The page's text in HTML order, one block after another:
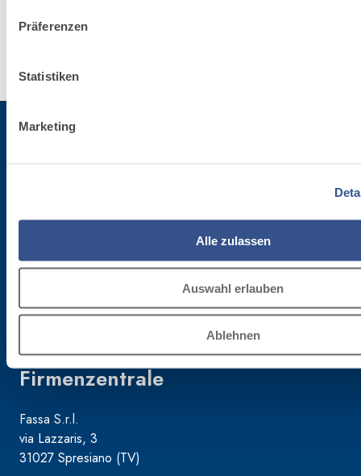
Präferenzen
Statistiken
Marketing
Alle zulassen
Auswahl erlauben
Ablehnen
Firmenzentrale
Fassa S.r.l.
via Lazzaris, 3
31027 Spresiano (TV)